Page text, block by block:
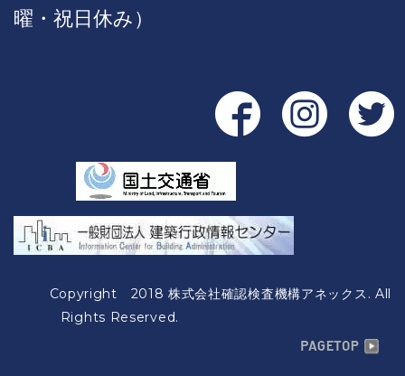
曜・祝日休み）
Copyright 2018 株式会社確認検査機構アネックス. All
Rights Reserved.